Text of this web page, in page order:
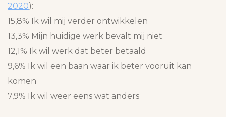
2020):
15,8% Ik wil mij verder ontwikkelen
13,3% Mijn huidige werk bevalt mij niet
12,1% Ik wil werk dat beter betaald
9,6% Ik wil een baan waar ik beter vooruit kan
komen
7,9% Ik wil weer eens wat anders